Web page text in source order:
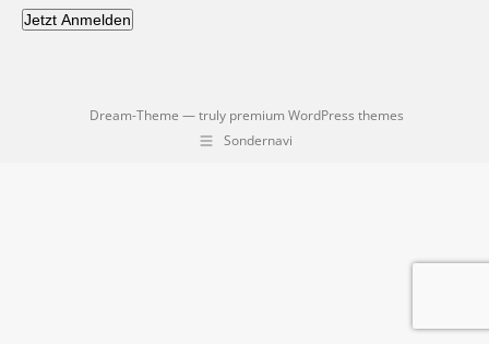
Jetzt Anmelden
Dream-Theme — truly premium WordPress themes
Sondernavi